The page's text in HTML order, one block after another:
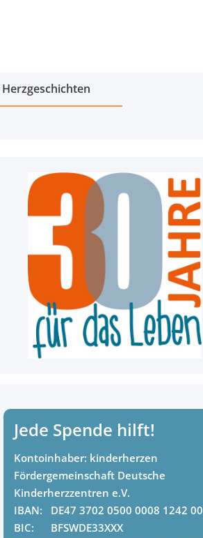
Herzgeschichten
Jede Spende hilft!
Kontoinhaber: kinderherzen
Fördergemeinschaft Deutsche
Kinderherzzentren e.V.
IBAN:
DE47 3702 0500 0008 1242 00
BIC:
BFSWDE33XXX